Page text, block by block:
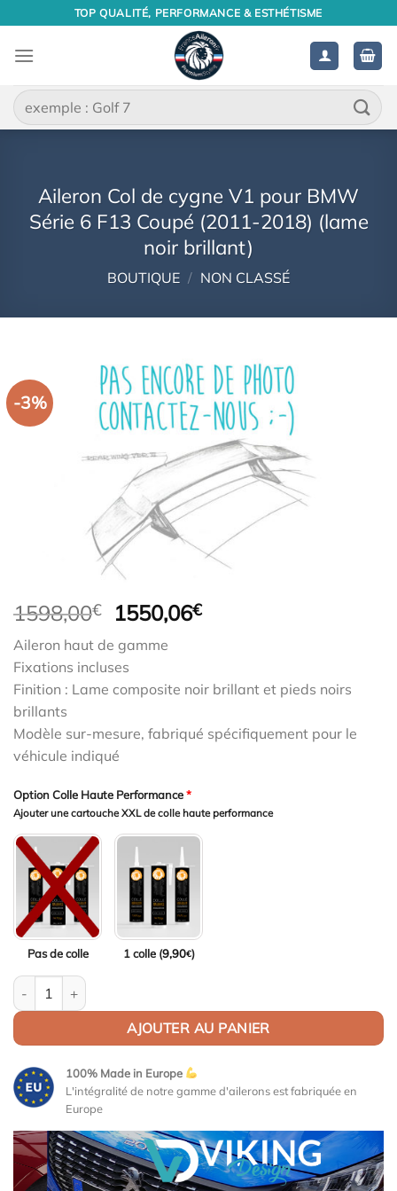
contenu
TOP QUALITÉ, PERFORMANCE & ESTHÉTISME
Recherche
pour :
Aileron Col de cygne V1 pour BMW
Série 6 F13 Coupé (2011-2018) (lame
noir brillant)
BOUTIQUE / NON CLASSÉ
-3%
1598,00€
Le
initial
était :
1598,00€.
1550,06€Le
1550,06€.
Aileron haut de gamme
Fixations incluses
Finition : Lame composite noir brillant et pieds noirs
brillants
Modèle sur-mesure, fabriqué spécifiquement pour le
véhicule indiqué
Option Colle Haute Performance*
Ajouter une cartouche XXL de colle haute performance
Pas de colle 1 colle (9,90€)
quantité de Aileron Col de cygne V1 pour BMW Série 6 F13
AJOUTER AU PANIER
100% Made in Europe
L'intégralité de notre gamme d'ailerons est fabriquée en
Europe